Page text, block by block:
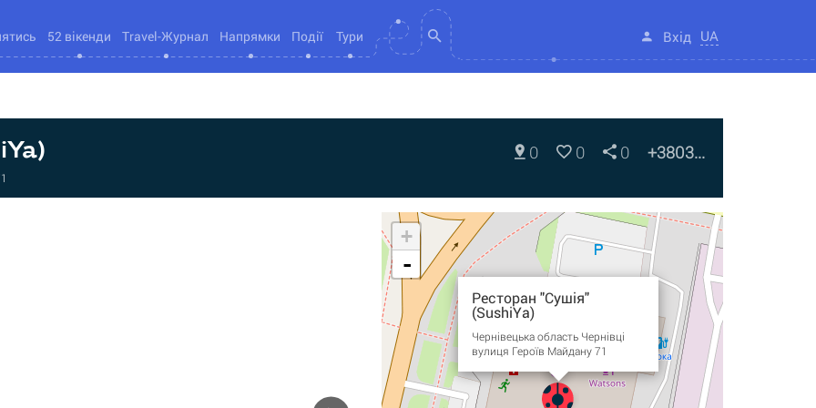
52 вікенди Travel-Журнал Напрямки Події Тури Вхід UA
0 0 0 +3803...
Ресторан "Сушія"
(SushiYa)
Чернівецька область Чернівці
вулиця Героїв Майдану 71
+
-